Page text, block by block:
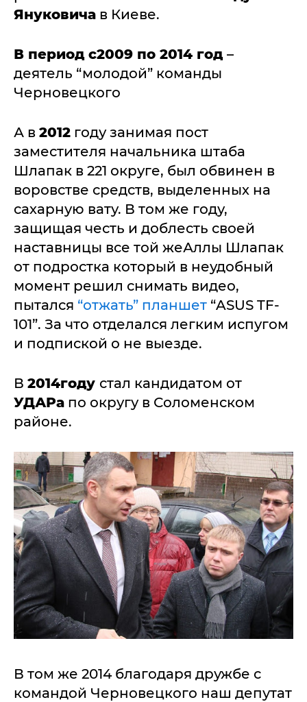
Януковича в Киеве.
В период с2009 по 2014 год –
деятель “молодой” команды
Черновецкого
А в 2012 году занимая пост
заместителя начальника штаба
Шлапак в 221 округе, был обвинен в
воровстве средств, выделенных на
сахарную вату. В том же году,
защищая честь и доблесть своей
наставницы все той жеАллы Шлапак
от подростка который в неудобный
момент решил снимать видео,
пытался “отжать” планшет “ASUS TF-
101”. За что отделался легким испугом
и подпиской о не выезде.
В 2014году стал кандидатом от
УДАРа по округу в Соломенском
районе.
В том же 2014 благодаря дружбе с
командой Черновецкого наш депутат